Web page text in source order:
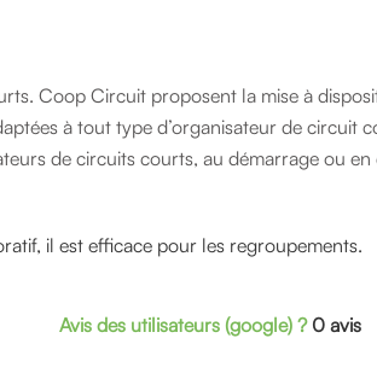
Coop Circuit proposent la mise à
à tout type d’organisateur de circuit
de circuits courts, au démarrage ou en
il est efficace pour les regroupements.
Avis des utilisateurs (google) ?0 avis